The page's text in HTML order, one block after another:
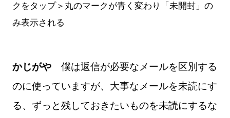
クをタップ＞丸のマークが青く変わり「未開封」の
み表示される
かじがや 僕は返信が必要なメールを区別する
のに使っていますが、大事なメールを未読にす
る、ずっと残しておきたいものを未読にするな